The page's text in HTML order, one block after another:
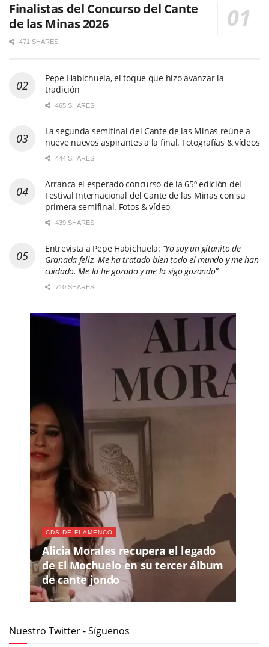
Finalistas del Concurso del Cante
de las Minas 2026
471 SHARES
Pepe Habichuela, el toque que hizo avanzar la
tradición
465 SHARES
La segunda semifinal del Cante de las Minas reúne a
nueve nuevos aspirantes a la final. Fotografías & vídeos
444 SHARES
Arranca el esperado concurso de la 65º edición del
Festival Internacional del Cante de las Minas con su
primera semifinal. Fotos & vídeo
439 SHARES
Entrevista a Pepe Habichuela: “Yo soy un gitanito de
Granada feliz. Me ha tratado bien todo el mundo y me han
cuidado. Me la he gozado y me la sigo gozando”
710 SHARES
CDS DE FLAMENCO
Alicia Morales recupera el legado
de El Mochuelo en su tercer álbum
de cante jondo
Nuestro Twitter - Síguenos